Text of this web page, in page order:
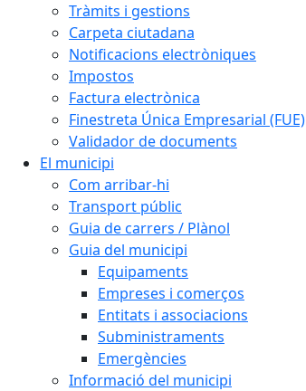
Tràmits i gestions
Carpeta ciutadana
Notificacions electròniques
Impostos
Factura electrònica
Finestreta Única Empresarial (FUE)
Validador de documents
El municipi
Com arribar-hi
Transport públic
Guia de carrers / Plànol
Guia del municipi
Equipaments
Empreses i comerços
Entitats i associacions
Subministraments
Emergències
Informació del municipi